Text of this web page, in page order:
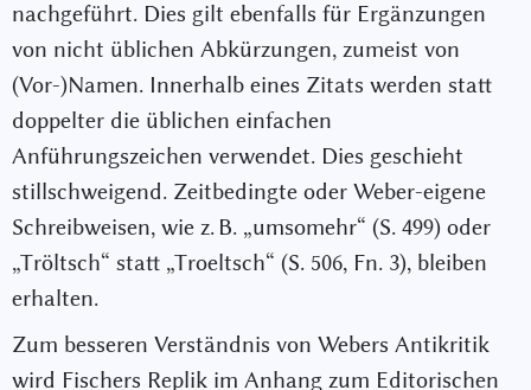
nachgeführt. Dies gilt ebenfalls für Ergänzungen
von nicht üblichen Abkürzungen, zumeist von
(Vor-)Namen. Innerhalb eines Zitats werden statt
doppelter die üblichen einfachen
Anführungszeichen verwendet. Dies geschieht
stillschweigend. Zeitbedingte oder Weber-eigene
Schreibweisen, wie z. B. „umsomehr“ (S. 499) oder
„Tröltsch“ statt „Troeltsch“ (S. 506, Fn. 3), bleiben
erhalten.
Zum besseren Verständnis von Webers Antikritik
wird Fischers Replik im Anhang zum Editorischen